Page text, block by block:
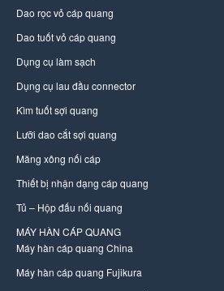
Dao rọc vỏ cáp quang
Dao tuốt vỏ cáp quang
Dụng cụ làm sạch
Dụng cụ lau đầu connector
Kìm tuốt sợi quang
Lưỡi dao cắt sợi quang
Măng xông nối cáp
Thiết bị nhận dạng cáp quang
Tủ – Hộp đấu nối quang
MÁY HÀN CÁP QUANG
Máy hàn cáp quang China
Máy hàn cáp quang Fujikura